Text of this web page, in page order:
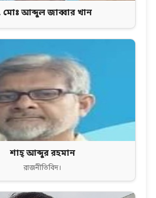
মোঃ আব্দুল জাব্বার খান
শাহ্ আব্দুর রহমান
রাজনীতিবিদ।